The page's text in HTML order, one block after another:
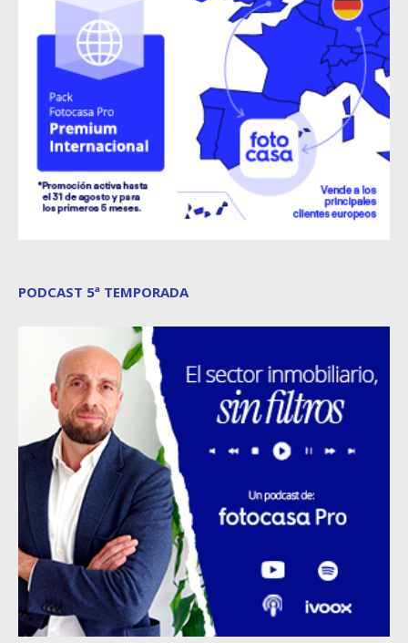
PODCAST 5ª TEMPORADA